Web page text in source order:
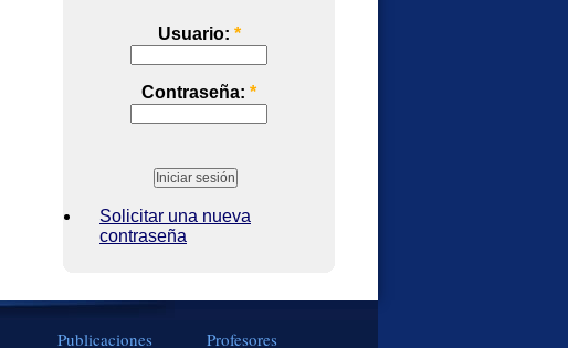
Usuario: *
Contraseña: *
Solicitar una nueva
contraseña
Publicaciones Profesores